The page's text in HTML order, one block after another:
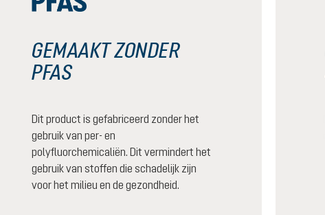
GEMAAKT ZONDER
PFAS
Dit product is gefabriceerd zonder het
gebruik van per- en
polyfluorchemicaliën. Dit vermindert het
gebruik van stoffen die schadelijk zijn
voor het milieu en de gezondheid.